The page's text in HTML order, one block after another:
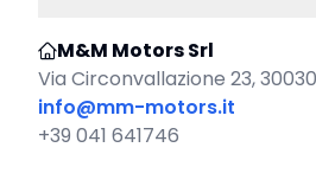
M&M Motors Srl
Via Circonvallazione 23,
info@mm-motors.it
+39 041 641746